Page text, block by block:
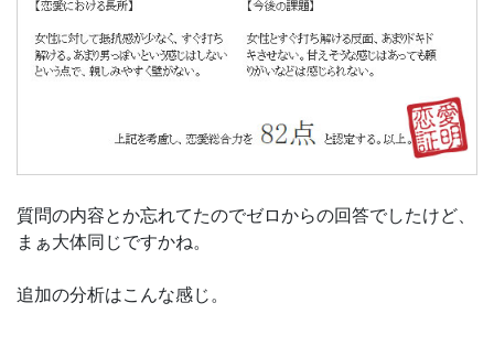
質問の内容とか忘れてたのでゼロからの回答でしたけど、
まぁ大体同じですかね。
追加の分析はこんな感じ。